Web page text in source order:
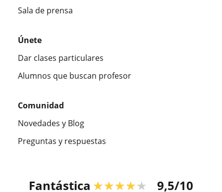
Sala de prensa
Únete
Dar clases particulares
Alumnos que buscan profesor
Comunidad
Novedades y Blog
Preguntas y respuestas
Fantástica ★★★★★ 9,5/10